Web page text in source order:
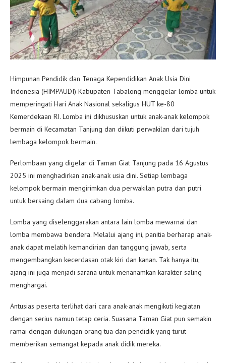
Himpunan Pendidik dan Tenaga Kependidikan Anak Usia Dini
Indonesia (HIMPAUDI) Kabupaten Tabalong menggelar lomba untuk
memperingati Hari Anak Nasional sekaligus HUT ke-80
Kemerdekaan RI. Lomba ini dikhususkan untuk anak-anak kelompok
bermain di Kecamatan Tanjung dan diikuti perwakilan dari tujuh
lembaga kelompok bermain.
Perlombaan yang digelar di Taman Giat Tanjung pada 16 Agustus
2025 ini menghadirkan anak-anak usia dini. Setiap lembaga
kelompok bermain mengirimkan dua perwakilan putra dan putri
untuk bersaing dalam dua cabang lomba.
Lomba yang diselenggarakan antara lain lomba mewarnai dan
lomba membawa bendera. Melalui ajang ini, panitia berharap anak-
anak dapat melatih kemandirian dan tanggung jawab, serta
mengembangkan kecerdasan otak kiri dan kanan. Tak hanya itu,
ajang ini juga menjadi sarana untuk menanamkan karakter saling
menghargai.
Antusias peserta terlihat dari cara anak-anak mengikuti kegiatan
dengan serius namun tetap ceria. Suasana Taman Giat pun semakin
ramai dengan dukungan orang tua dan pendidik yang turut
memberikan semangat kepada anak didik mereka.